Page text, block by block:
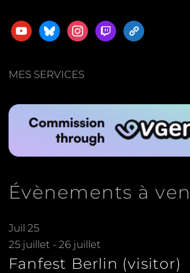
youtubeblueskyinstagram
twitchadmin-
MES SERVICES
Évènements à
Juil 25
25 juillet - 26 juillet
Fanfest Berlin (visitor)